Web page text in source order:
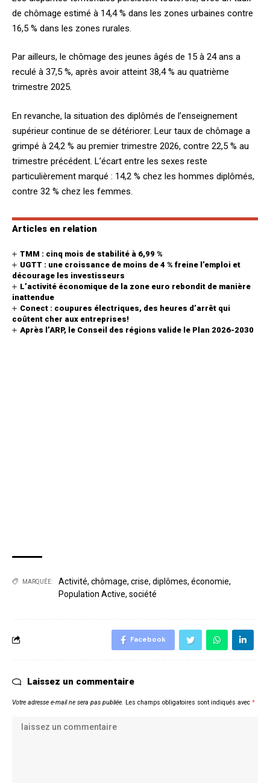
de chômage estimé à 14,4 % dans les zones urbaines contre
16,5 % dans les zones rurales.
Par ailleurs, le chômage des jeunes âgés de 15 à 24 ans a
reculé à 37,5 %, après avoir atteint 38,4 % au quatrième
trimestre 2025.
En revanche, la situation des diplômés de l’enseignement
supérieur continue de se détériorer. Leur taux de chômage a
grimpé à 24,2 % au premier trimestre 2026, contre 22,5 % au
trimestre précédent. L’écart entre les sexes reste
particulièrement marqué : 14,2 % chez les hommes diplômés,
contre 32 % chez les femmes.
Articles en relation
TMM : cinq mois de stabilité à 6,99 %
UGTT : une croissance de moins de 4 % freine l’emploi et
décourage les investisseurs
L’activité économique de la zone euro rebondit de manière
inattendue
Conect : coupures électriques, des heures d’arrêt qui
coûtent cher aux entreprises!
Après l’ARP, le Conseil des régions valide le Plan 2026-2030
MARQUÉE: Activité, chômage, crise, diplômes, économie,
Population Active, société
Facebook
Laissez un commentaire
Votre adresse e-mail ne sera pas publiée. Les champs obligatoires sont indiqués avec *